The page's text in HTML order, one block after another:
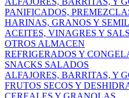
PANIFICADOS,
HARINAS, GRANOS Y
ACEITES, VINAGRES Y
OTROS ALMACEN
REFRIGERADOS Y
SNACKS SALADOS
ALFAJORES, BARRITAS, Y
FRUTOS SECOS Y
CEREALES Y GRANOLAS